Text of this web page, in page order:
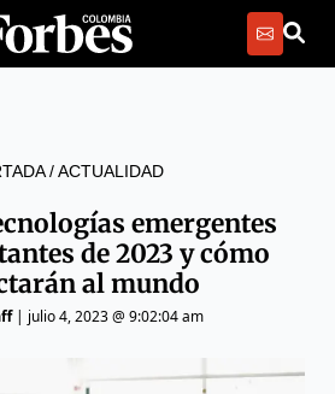
/ACTUALIDAD
emergentes
de 2023 y cómo
al mundo
| julio 4, 2023 @ 9:02:04 am